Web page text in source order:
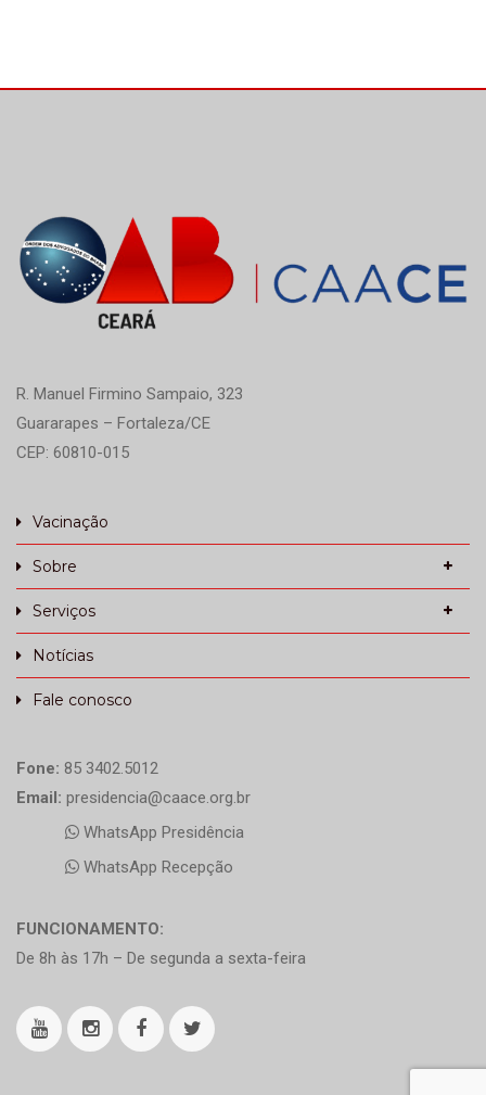
R. Manuel Firmino Sampaio, 323
Guararapes – Fortaleza/CE
CEP: 60810-015
Vacinação
Sobre
Serviços
Notícias
Fale conosco
Fone: 85 3402.5012
Email: presidencia@caace.org.br
WhatsApp Presidência
WhatsApp Recepção
FUNCIONAMENTO:
De 8h às 17h – De segunda a sexta-feira